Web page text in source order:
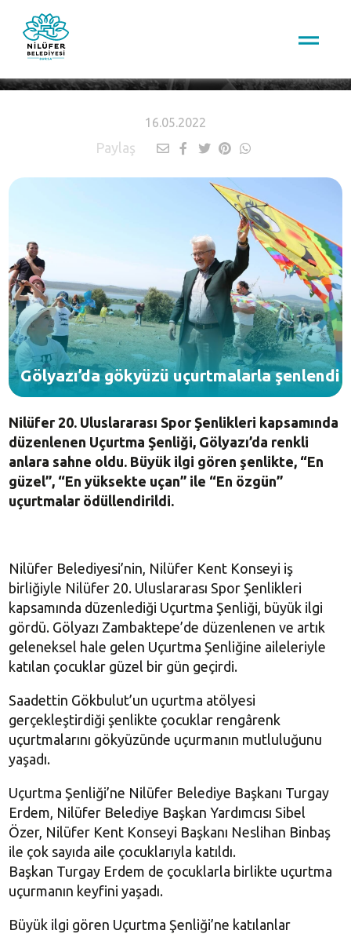
16.05.2022
Paylaş
Gölyazı’da gökyüzü uçurtmalarla şenlendi
Nilüfer 20. Uluslararası Spor Şenlikleri kapsamında
düzenlenen Uçurtma Şenliği, Gölyazı’da renkli
anlara sahne oldu. Büyük ilgi gören şenlikte, “En
güzel”, “En yüksekte uçan” ile “En özgün”
uçurtmalar ödüllendirildi.
Nilüfer Belediyesi’nin, Nilüfer Kent Konseyi iş
birliğiyle Nilüfer 20. Uluslararası Spor Şenlikleri
kapsamında düzenlediği Uçurtma Şenliği, büyük ilgi
gördü. Gölyazı Zambaktepe’de düzenlenen ve artık
geleneksel hale gelen Uçurtma Şenliğine aileleriyle
katılan çocuklar güzel bir gün geçirdi.
Saadettin Gökbulut’un uçurtma atölyesi
gerçekleştirdiği şenlikte çocuklar rengârenk
uçurtmalarını gökyüzünde uçurmanın mutluluğunu
yaşadı.
Uçurtma Şenliği’ne Nilüfer Belediye Başkanı Turgay
Erdem, Nilüfer Belediye Başkan Yardımcısı Sibel
Özer, Nilüfer Kent Konseyi Başkanı Neslihan Binbaş
ile çok sayıda aile çocuklarıyla katıldı.
Başkan Turgay Erdem de çocuklarla birlikte uçurtma
uçurmanın keyfini yaşadı.
Büyük ilgi gören Uçurtma Şenliği’ne katılanlar